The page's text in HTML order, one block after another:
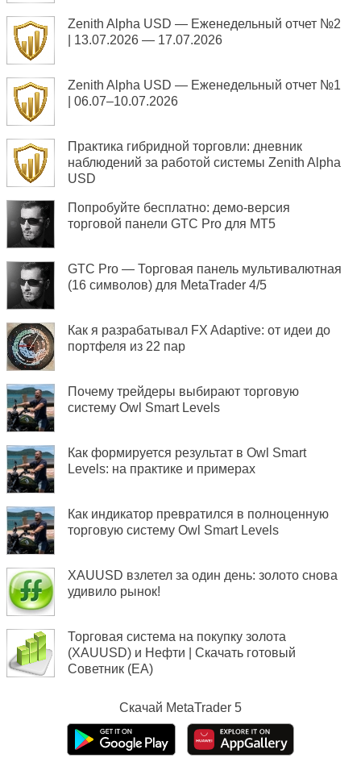
Zenith Alpha USD — Еженедельный отчет №2
| 13.07.2026 — 17.07.2026
Zenith Alpha USD — Еженедельный отчет №1
| 06.07–10.07.2026
Практика гибридной торговли: дневник
наблюдений за работой системы Zenith Alpha
USD
Попробуйте бесплатно: демо-версия
торговой панели GTC Pro для MT5
GTC Pro — Торговая панель мультивалютная
(16 символов) для MetaTrader 4/5
Как я разрабатывал FX Adaptive: от идеи до
портфеля из 22 пар
Почему трейдеры выбирают торговую
систему Owl Smart Levels
Как формируется результат в Owl Smart
Levels: на практике и примерах
Как индикатор превратился в полноценную
торговую систему Owl Smart Levels
XAUUSD взлетел за один день: золото снова
удивило рынок!
Торговая система на покупку золота
(XAUUSD) и Нефти | Скачать готовый
Советник (EA)
Скачай MetaTrader 5